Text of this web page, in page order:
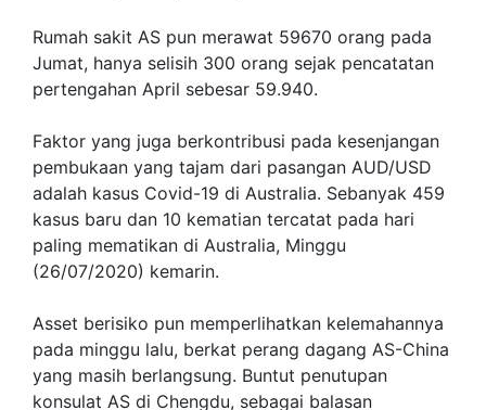
Rumah sakit AS pun merawat 59670 orang pada
Jumat, hanya selisih 300 orang sejak pencatatan
pertengahan April sebesar 59.940.
Faktor yang juga berkontribusi pada kesenjangan
pembukaan yang tajam dari pasangan AUD/USD
adalah kasus Covid-19 di Australia. Sebanyak 459
kasus baru dan 10 kematian tercatat pada hari
paling mematikan di Australia, Minggu
(26/07/2020) kemarin.
Asset berisiko pun memperlihatkan kelemahannya
pada minggu lalu, berkat perang dagang AS-China
yang masih berlangsung. Buntut penutupan
konsulat AS di Chengdu, sebagai balasan